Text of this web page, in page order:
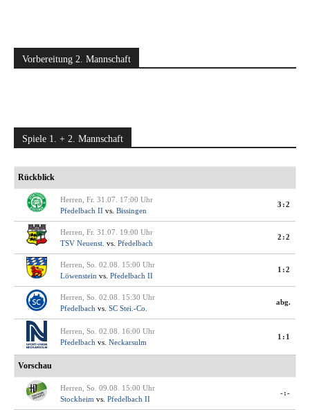
Vorbereitung 2. Mannschaft
Spiele 1. + 2. Mannschaft
Rückblick
Herren, Fr. 31.07. 17:00 Uhr
Pfedelbach II vs. Bissingen
3:2
Herren, Fr. 31.07. 19:00 Uhr
TSV Neuenst. vs. Pfedelbach
2:2
Herren, So. 02.08. 15:00 Uhr
Löwenstein vs. Pfedelbach II
1:2
Herren, So. 02.08. 15:30 Uhr
Pfedelbach vs. SC Stei.-Co.
abg.
Herren, So. 02.08. 16:00 Uhr
Pfedelbach vs. Neckarsulm
1:1
Vorschau
Herren, So. 09.08. 15:00 Uhr
Stockheim vs. Pfedelbach II
-:-